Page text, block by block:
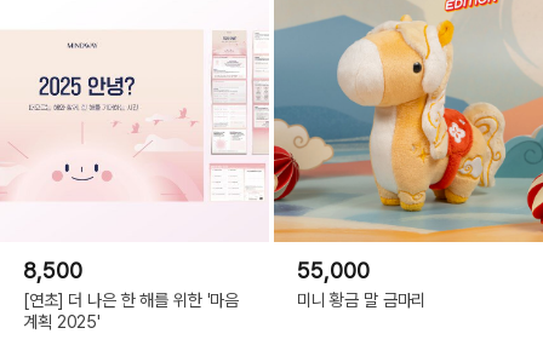
8,500
[연초] 더 나은 한 해를 위한 '마음
계획 2025'
55,000
미니 황금 말 금마리